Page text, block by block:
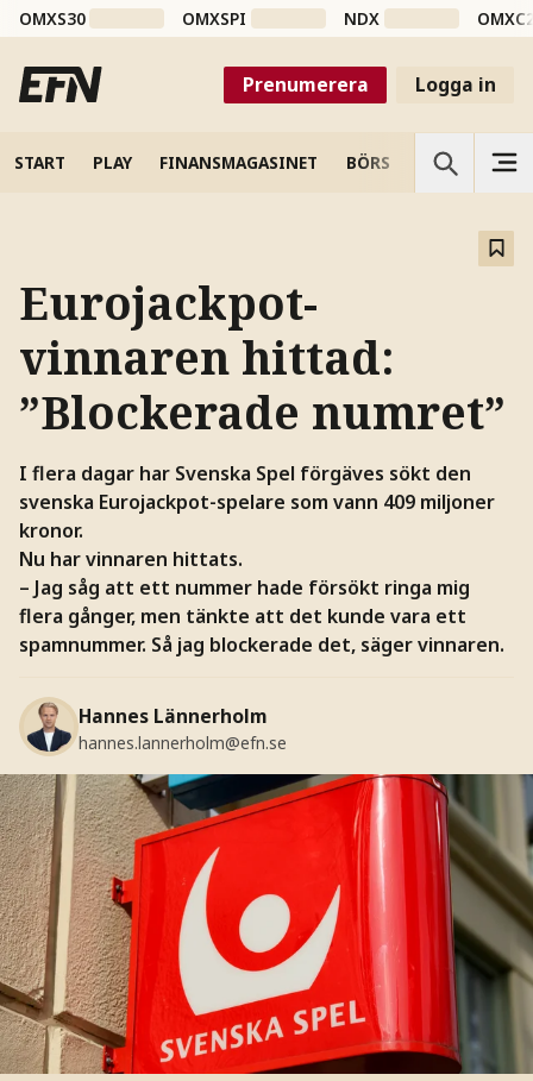
OMXS30 OMXSPI NDX
Prenumerera Logga in
START PLAY FINANSMAGASINET BÖRS VETENSKAP
Eurojackpot-
vinnaren hittad:
”Blockerade numret”
I flera dagar har Svenska Spel förgäves sökt den
svenska Eurojackpot-spelare som vann 409 miljoner
kronor.
Nu har vinnaren hittats.
– Jag såg att ett nummer hade försökt ringa mig
flera gånger, men tänkte att det kunde vara ett
spamnummer. Så jag blockerade det, säger vinnaren.
Hannes Lännerholm
hannes.lannerholm@efn.se